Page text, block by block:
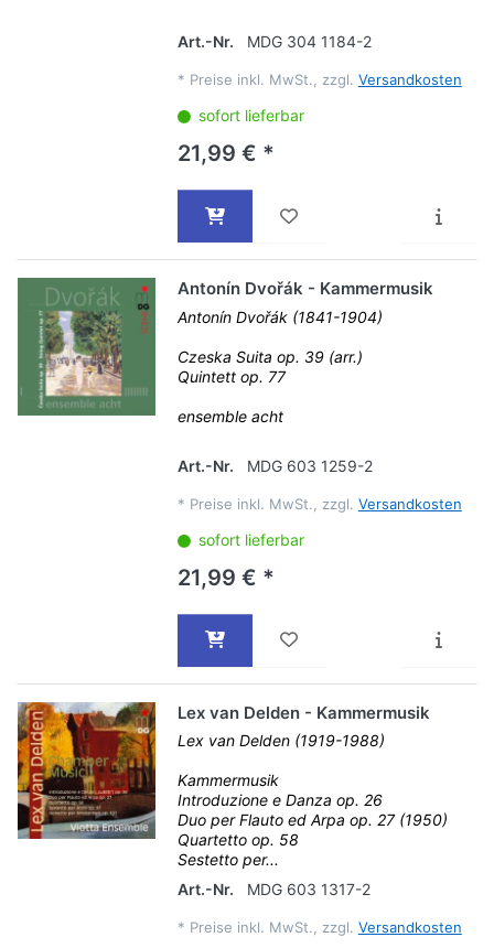
Art.-Nr. MDG 304 1184-2
* Preise inkl. MwSt., zzgl. Versandkosten
sofort lieferbar
21,99 € *
Antonín Dvořák - Kammermusik
Antonín Dvořák (1841-1904)
Czeska Suita op. 39 (arr.)
Quintett op. 77
ensemble acht
Art.-Nr. MDG 603 1259-2
* Preise inkl. MwSt., zzgl. Versandkosten
sofort lieferbar
21,99 € *
Lex van Delden - Kammermusik
Lex van Delden (1919-1988)
Kammermusik
Introduzione e Danza op. 26
Duo per Flauto ed Arpa op. 27 (1950)
Quartetto op. 58
Sestetto per...
Art.-Nr.
MDG 603 1317-2
* Preise inkl. MwSt., zzgl. Versandkosten